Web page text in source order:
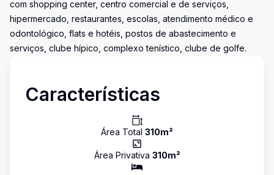
com shopping center, centro comercial e de serviços,
hipermercado, restaurantes, escolas, atendimento médico e
odontológico, flats e hotéis, postos de abastecimento e
serviços, clube hípico, complexo tenístico, clube de golfe.
Características
Área Total 310m²
Área Privativa 310m²